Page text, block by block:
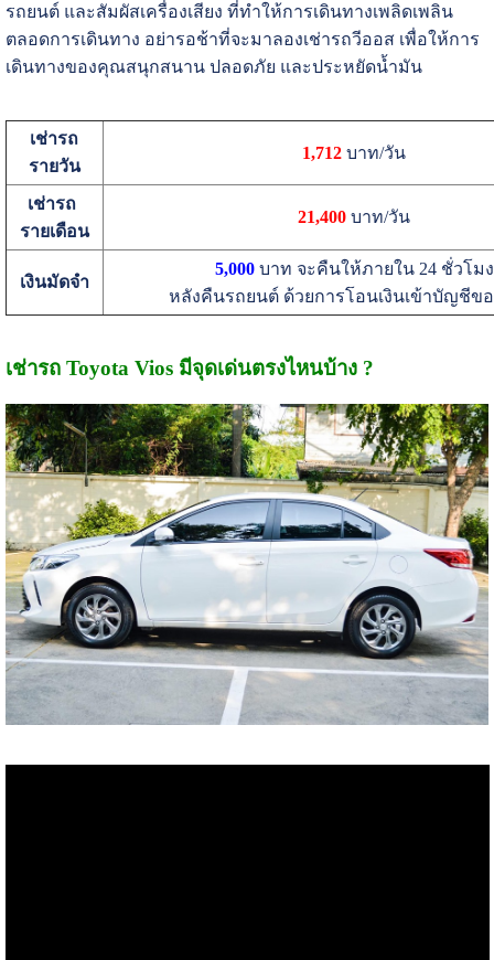
รถยนต์ และสัมผัสเครื่องเสียง ที่ทำให้การเดินทางเพลิดเพลิน
ตลอดการเดินทาง อย่ารอช้าที่จะมาลองเช่ารถวีออส เพื่อให้การ
เดินทางของคุณสนุกสนาน ปลอดภัย และประหยัดน้ำมัน
เช่ารถ
รายวัน
1,712บาท/วัน
เช่ารถ
รายเดือน
21,400 บาท/วัน
เงินมัดจำ
5,000บาท จะคืนให้ภายใน 24 ชั่วโมง
หลังคืนรถยนต์ ด้วยการโอนเงินเข้าบัญชีขอ
เช่ารถ Toyota Vios มีจุดเด่นตรงไหนบ้าง ?